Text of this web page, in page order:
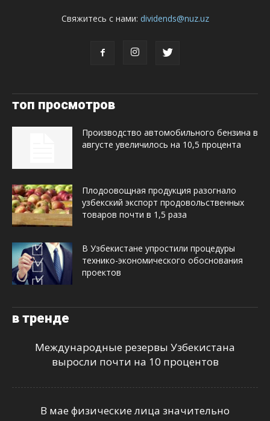
Свяжитесь с нами: dividends@nuz.uz
топ просмотров
Производство автомобильного бензина в
августе увеличилось на 10,5 процента
Плодоовощная продукция разогнало
узбекский экспорт продовольственных
товаров почти в 1,5 раза
В Узбекистане упростили процедуры
технико-экономического обоснования
проектов
в тренде
Международные резервы Узбекистана
выросли почти на 10 процентов
В мае физические лица значительно